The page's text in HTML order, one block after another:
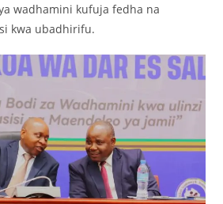
wadhamini kufuja fedha na
kwa ubadhirifu.